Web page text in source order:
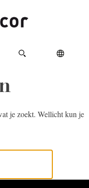
je zoekt. Wellicht kun je